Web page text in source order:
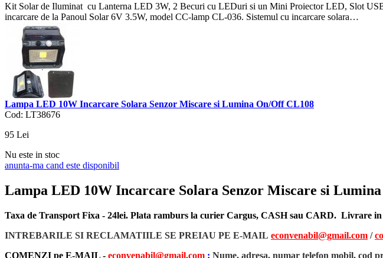
Kit Solar de Iluminat cu Lanterna LED 3W, 2 Becuri cu LEDuri si un Mini Proiector LED, Slot
incarcare de la Panoul Solar 6V 3.5W, model CC-lamp CL-036. Sistemul cu incarcare solara…
Lampa LED 10W Incarcare Solara Senzor Miscare si Lumina On/Off CL108
Cod: LT38676
95 Lei
Nu este in stoc
anunta-ma cand este disponibil
Lampa LED 10W Incarcare Solara Senzor Miscare si
Taxa de Transport Fixa - 24lei. Plata ramburs la curier Cargus, CASH sau CARD. Livrare in
INTREBARILE SI RECLAMATIILE SE PREIAU PE E-MAIL econvenabil@gmail.com /
COMENZI pe E-MAIL - econvenabil@gmail.com : Nume, adresa, numar telefon mobil, cod